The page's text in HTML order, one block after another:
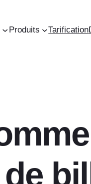
Produits Tarification